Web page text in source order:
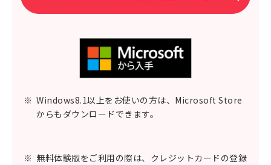
※ Windows8.1以上をお使いの方は、Microsoft Store
からもダウンロードできます。
※ 無料体験版をご利用の際は、クレジットカードの登録